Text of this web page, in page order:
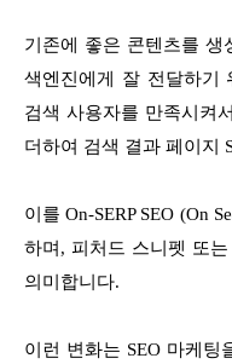
기존에 좋은 콘텐츠를
색엔진에게 잘 전달하기
검색 사용자를 만족시켜
더하여 검색 결과 페이지
이를 On-SERP SEO (On
하며, 피처드 스니펫 또
의미합니다.
이런 변화는 SEO 마케팅